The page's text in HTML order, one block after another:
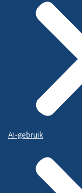
AI-gebruik